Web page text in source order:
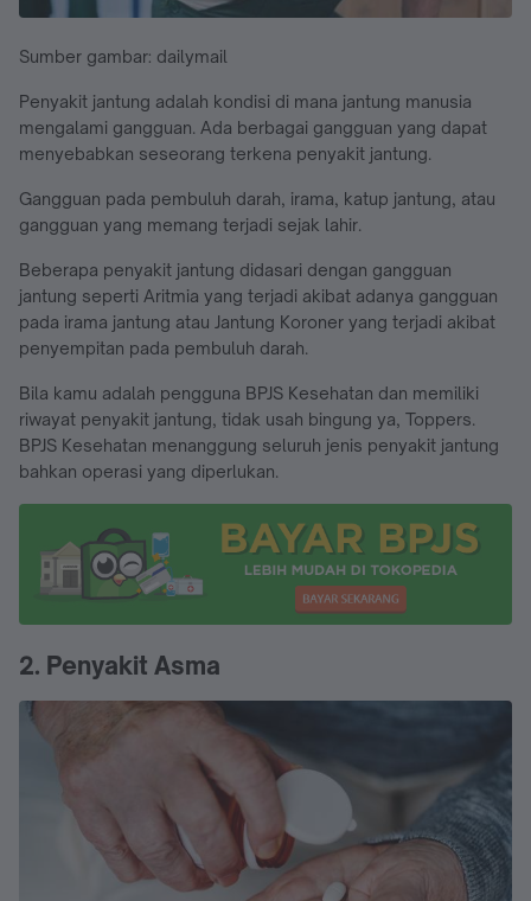
Sumber gambar: dailymail
Penyakit jantung adalah kondisi di mana jantung manusia
mengalami gangguan. Ada berbagai gangguan yang dapat
menyebabkan seseorang terkena penyakit jantung.
Gangguan pada pembuluh darah, irama, katup jantung, atau
gangguan yang memang terjadi sejak lahir.
Beberapa penyakit jantung didasari dengan gangguan
jantung seperti Aritmia yang terjadi akibat adanya gangguan
pada irama jantung atau Jantung Koroner yang terjadi akibat
penyempitan pada pembuluh darah.
Bila kamu adalah pengguna BPJS Kesehatan dan memiliki
riwayat penyakit jantung, tidak usah bingung ya, Toppers.
BPJS Kesehatan menanggung seluruh jenis penyakit jantung
bahkan operasi yang diperlukan.
2. Penyakit Asma